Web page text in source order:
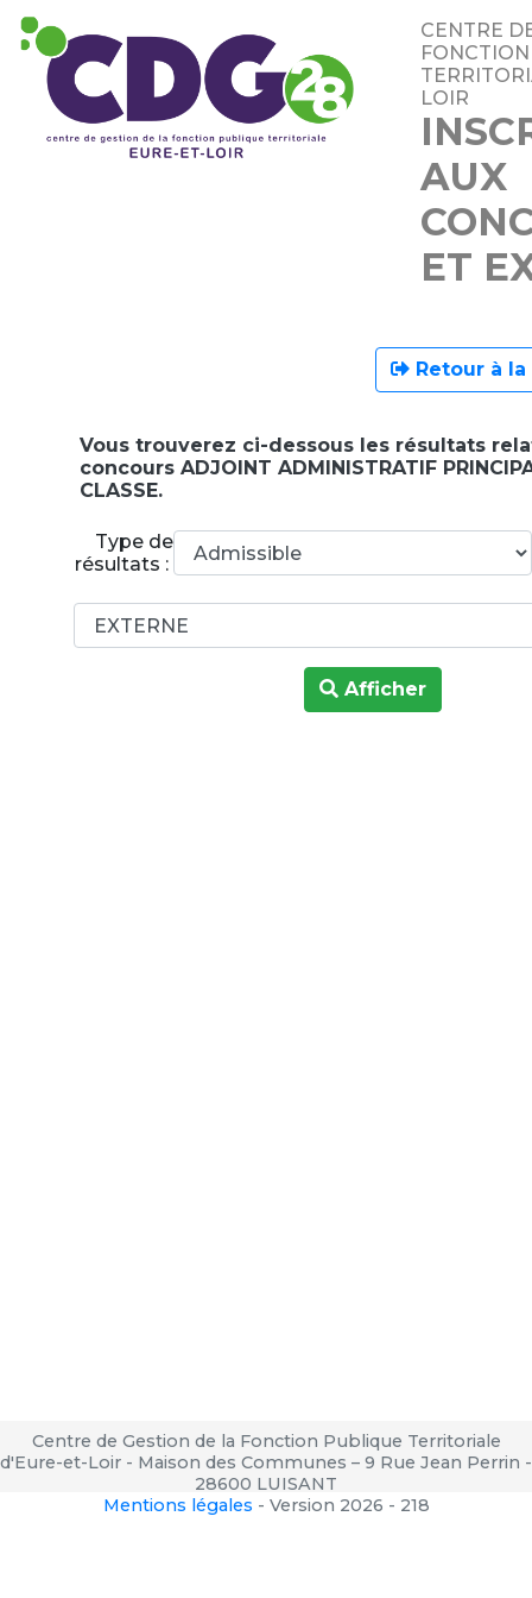
CENTRE
LOIR
AUX
ET
Retour à
Vous trouverez ci-dessous les résultats
concours ADJOINT ADMINISTRATIF
CLASSE.
Type de
résultats :
Afficher
Centre de Gestion de la Fonction Publique Territoriale
d'Eure-et-Loir - Maison des Communes – 9 Rue Jean Perrin -
28600 LUISANT
Mentions légales - Version 2026 - 218